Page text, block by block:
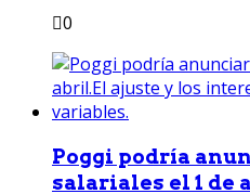
0
Poggi podría
salariales el 1 de